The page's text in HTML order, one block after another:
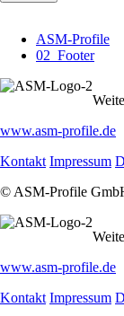
ASM-Profile
02_Footer
www.asm-profile.de
Navigation
Kontakt Impressum
© ASM-Profile
www.asm-profile.de
Navigation
Kontakt Impressum